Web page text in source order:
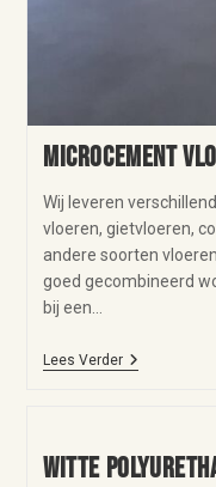
Microcement
Wij leveren
vloeren, gietvloeren,
andere soorten
goed gecombineerd
bij een…
Lees Verder
Witte